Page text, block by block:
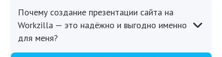
Почему создание презентации сайта на
Workzilla — это надёжно и выгодно именно
для меня?